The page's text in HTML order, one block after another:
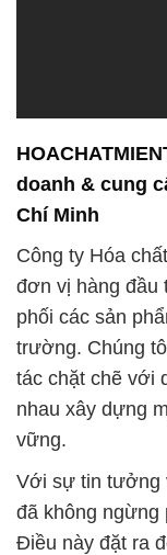
doanh & cung
Chí Minh
Công ty Hóa
đơn vị hàng đầu
phối các sản
trường. Chúng
tác chặt chẽ với
nhau xây dựng
vững.
Với sự tin tưởng
đã không ngừng
Điều này đặt ra